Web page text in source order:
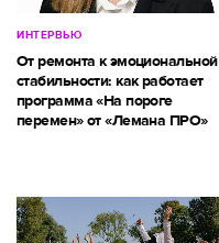
ИНТЕРВЬЮ
От ремонта к эмоциональной
стабильности: как работает
программа «На пороге
перемен» от «Лемана ПРО»